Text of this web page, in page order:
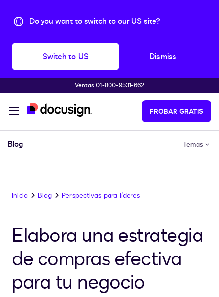
Do you want to switch to our US site?
Switch to US Dismiss
Accede al contenido principalVentas 01-800-9531-662
PROBAR GRATIS
Blog Temas
Inicio Blog Perspectivas para líderes
Elabora una estrategia
de compras efectiva
para tu negocio